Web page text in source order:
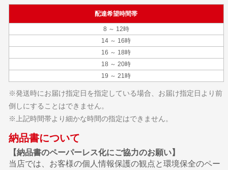
配達希望時間帯
8 ～ 12時
14 ～ 16時
16 ～ 18時
18 ～ 20時
19 ～ 21時
※発送時にお届け指定日を指定している場合、お届け指定日より前
倒しにすることはできません。
※上記時間帯より細かな時間の指定はできません。
納品書について
【納品書のペーパーレス化にご協力のお願い】
当店では、お客様の個人情報保護の観点と環境保全のペー